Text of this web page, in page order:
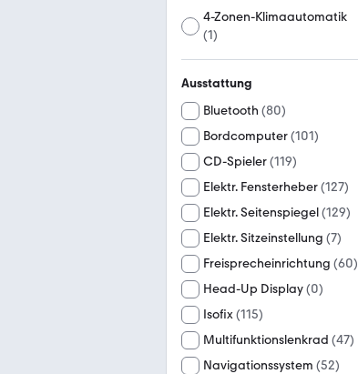
4-Zonen-Klimaautomatik
(1)
Ausstattung
Bluetooth (80)
Bordcomputer(101)
CD-Spieler(119)
Elektr. Fensterheber(127)
Elektr. Seitenspiegel(129)
Elektr. Sitzeinstellung (7)
Freisprecheinrichtung (60)
Head-Up Display(0)
Isofix(115)
Multifunktionslenkrad (47)
Navigationssystem (52)